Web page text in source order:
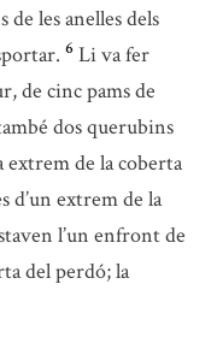
de les anelles dels
6 Li va fer
de cinc pams de
dos querubins
extrem de la coberta
d’un extrem de la
l’un enfront de
del perdó; la